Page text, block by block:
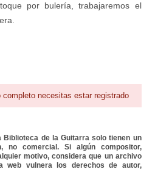
Reproductor
por bulería, trabajaremos el
completo necesitas estar registrado
Biblioteca de la Guitarra solo tienen un
no comercial. Si algún compositor,
motivo, considera que un archivo
web vulnera los derechos de autor,